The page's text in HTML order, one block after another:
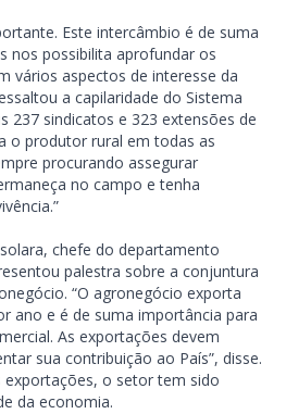
Este intercâmbio é de suma
nos possibilita aprofundar os
vários aspectos de interesse da
a capilaridade do Sistema
237 sindicatos e 323 extensões de
o produtor rural em todas as
procurando assegurar
no campo e tenha
chefe do departamento
palestra sobre a conjuntura
“O agronegócio exporta
ano e é de suma importância para
As exportações devem
sua contribuição ao País”, disse.
exportações, o setor tem sido
da economia.